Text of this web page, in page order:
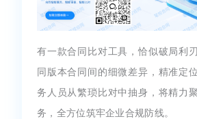
有一款合同比对工具，恰似破局利
同版本合同间的细微差异，精准定
务人员从繁琐比对中抽身，将精力
务，全方位筑牢企业合规防线。